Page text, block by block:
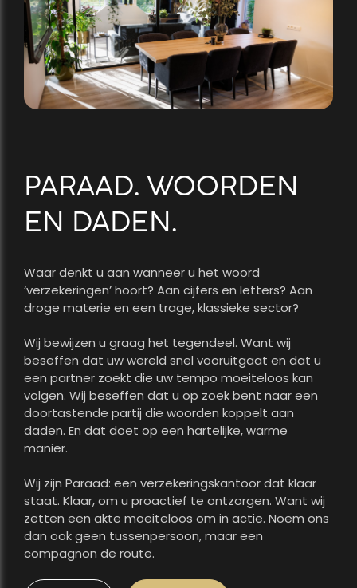
PARAAD. WOORDEN
EN DADEN.
Waar denkt u aan wanneer u het woord
‘verzekeringen’ hoort? Aan cijfers en letters? Aan
droge materie en een trage, klassieke sector?
Wij bewijzen u graag het tegendeel. Want wij
beseffen dat uw wereld snel vooruitgaat en dat u
een partner zoekt die uw tempo moeiteloos kan
volgen. Wij beseffen dat u op zoek bent naar een
doortastende partij die woorden koppelt aan
daden. En dat doet op een hartelijke, warme
manier.
Wij zijn Paraad: een verzekeringskantoor dat klaar
staat. Klaar, om u proactief te ontzorgen. Want wij
zetten een akte moeiteloos om in actie. Noem ons
dan ook geen tussenpersoon, maar een
compagnon de route.